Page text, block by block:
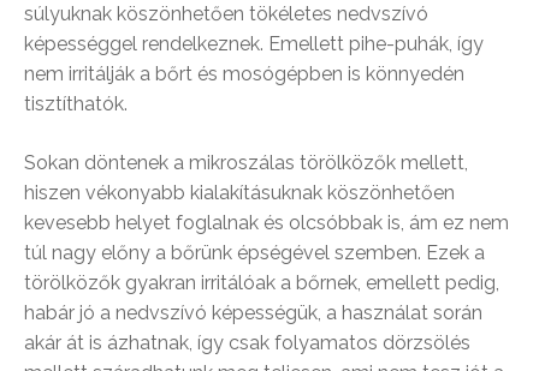
súlyuknak köszönhetően tökéletes nedvszívó
képességgel rendelkeznek. Emellett pihe-puhák, így
nem irritálják a bőrt és mosógépben is könnyedén
tisztíthatók.
Sokan döntenek a mikroszálas törölközők mellett,
hiszen vékonyabb kialakításuknak köszönhetően
kevesebb helyet foglalnak és olcsóbbak is, ám ez nem
túl nagy előny a bőrünk épségével szemben. Ezek a
törölközők gyakran irritálóak a bőrnek, emellett pedig,
habár jó a nedvszívó képességük, a használat során
akár át is ázhatnak, így csak folyamatos dörzsölés